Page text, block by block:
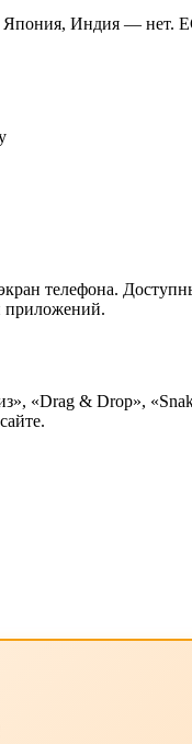
Япония, Индия —
телефона.
приложений.
«Drag & Drop»,